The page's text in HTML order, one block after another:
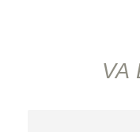
VA